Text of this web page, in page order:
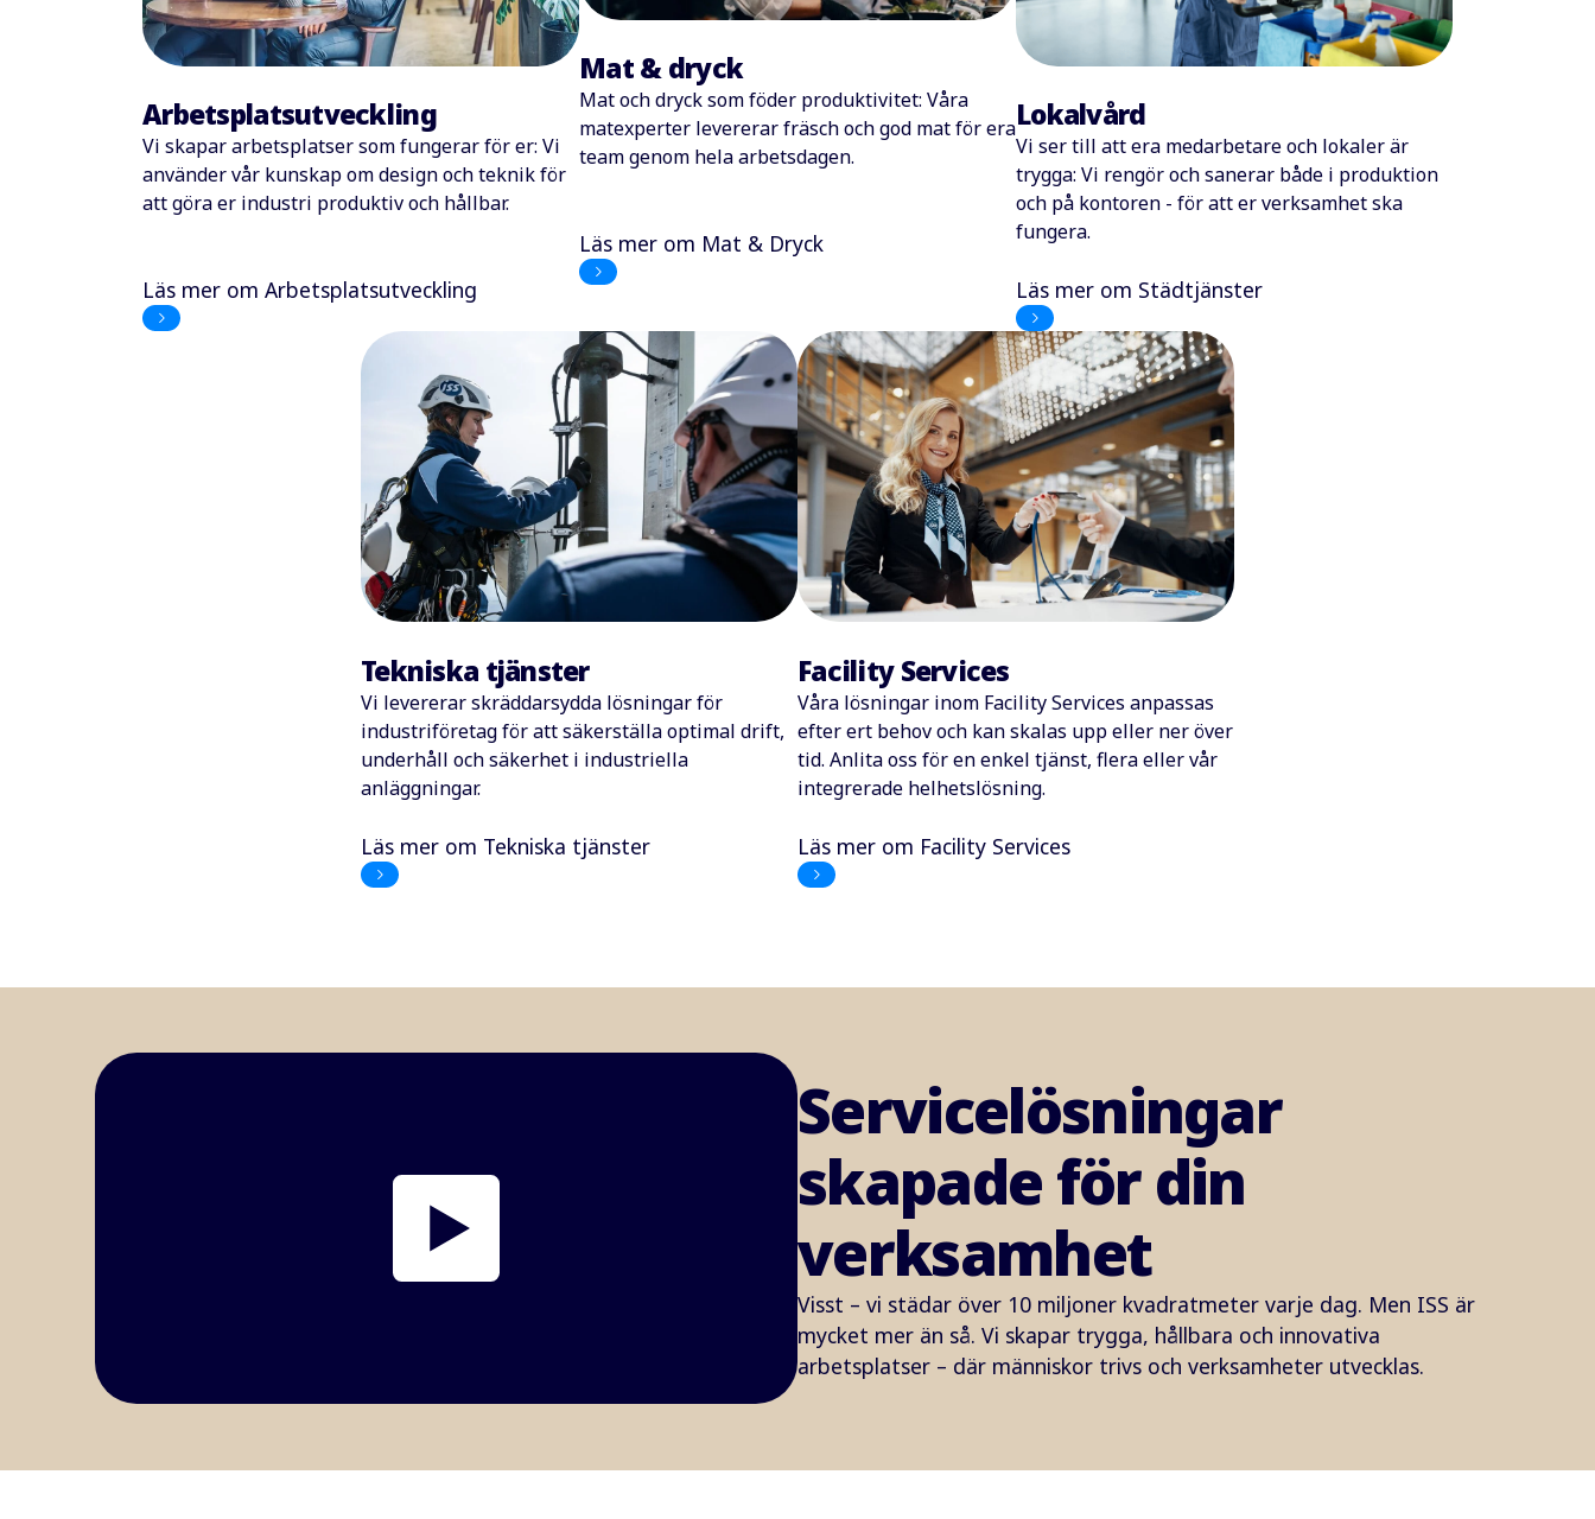
Arbetsplatsutveckling
Vi skapar arbetsplatser som fungerar för er: Vi
använder vår kunskap om design och teknik för
att göra er industri produktiv och hållbar.
Läs mer om Arbetsplatsutveckling
Mat & dryck
Mat och dryck som föder produktivitet: Våra
matexperter levererar fräsch och god mat för era
team genom hela arbetsdagen.
Läs mer om Mat & Dryck
Lokalvård
Vi ser till att era medarbetare och lokaler är
trygga: Vi rengör och sanerar både i produktion
och på kontoren - för att er verksamhet ska
fungera.
Läs mer om Städtjänster
Tekniska tjänster
Vi levererar skräddarsydda lösningar för
industriföretag för att säkerställa optimal drift,
underhåll och säkerhet i industriella
anläggningar.
Läs mer om Tekniska tjänster
Facility Services
Våra lösningar inom Facility Services anpassas
efter ert behov och kan skalas upp eller ner över
tid. Anlita oss för en enkel tjänst, flera eller vår
integrerade helhetslösning.
Läs mer om Facility Services
Servicelösningar
skapade för din
verksamhet
Visst – vi städar över 10 miljoner kvadratmeter varje dag. Men ISS är
mycket mer än så. Vi skapar trygga, hållbara och innovativa
arbetsplatser – där människor trivs och verksamheter utvecklas.